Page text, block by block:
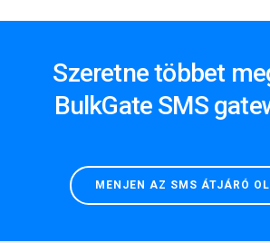
Szeretne többet
BulkGate SMS
MENJEN AZ SMS ÁTJÁRÓ